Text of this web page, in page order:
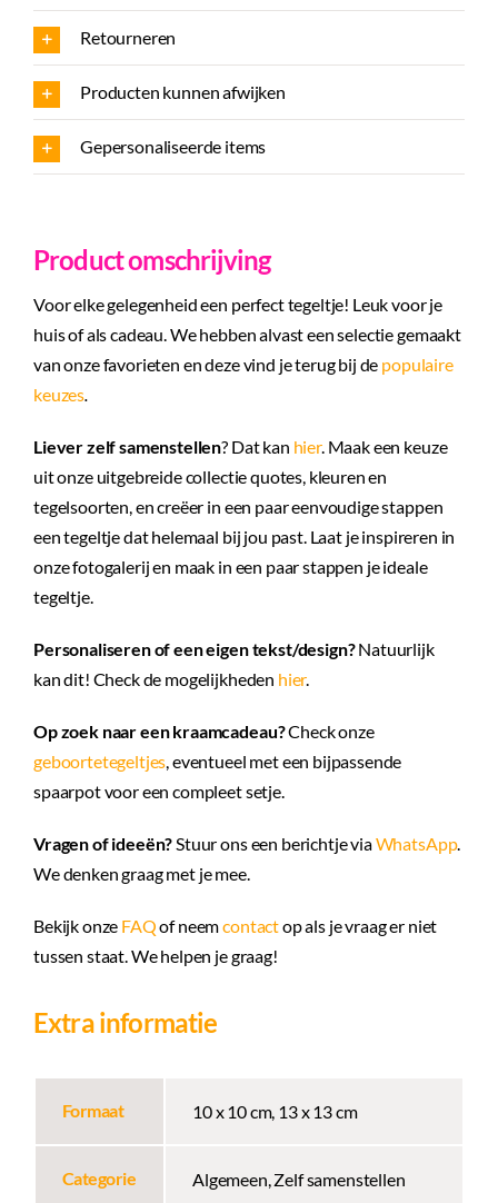
Product omschrijving
Voor elke gelegenheid een perfect tegeltje! Leuk voor je
huis of als cadeau. We hebben alvast een selectie gemaakt
van onze favorieten en deze vind je terug bij de populaire
keuzes
Liever zelf samenstellen? Dat kan hier. Maak een keuze
uit onze uitgebreide collectie quotes, kleuren en
tegelsoorten, en creëer in een paar eenvoudige stappen
een tegeltje dat helemaal bij jou past. Laat je inspireren in
onze fotogalerij en maak in een paar stappen je ideale
tegeltje.
Personaliseren of een eigen tekst/design?Natuurlijk
kan dit! Check de mogelijkheden hier.
Op zoek naar een kraamcadeau?Check onze
geboortetegeltjes , eventueel met een bijpassende
spaarpot voor een compleet setje.
Vragen of ideeën? Stuur ons een berichtje viaWhatsApp.
We denken graag met je mee.
Bekijk onze FAQof neemcontactop als je vraag er niet
tussen staat. We helpen je graag!
Extra informatie
Formaat 10 x 10 cm, 13 x 13 cm
Categorie Algemeen, Zelf samenstellen
Retourneren
Producten kunnen afwijken
Gepersonaliseerde items